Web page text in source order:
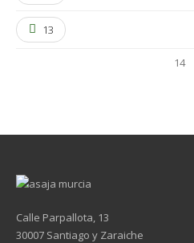
13
14
Calle Parpallota, 13
30007 Santiago y Zaraiche